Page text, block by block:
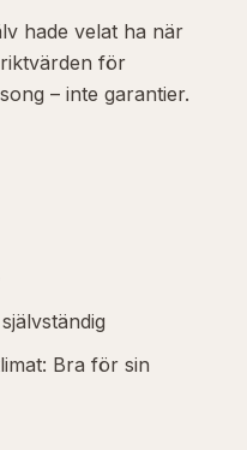
hade velat ha när
för
– inte garantier.
Bra för sin